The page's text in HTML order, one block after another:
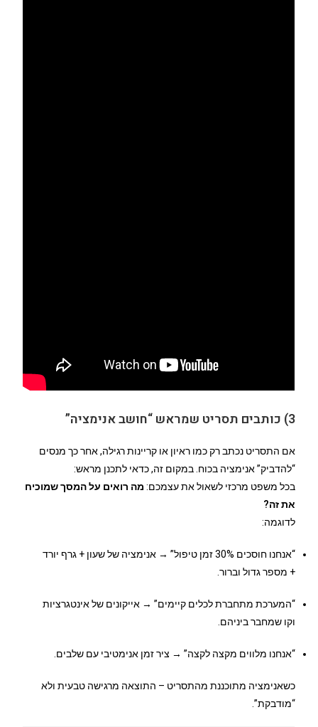
3) כותבים תסריט שמראש “חושב אנימציה”
אם התסריט נכתב רק כמו ראיון או קריינות רגילה, אחר כך מנסים
“להדביק” אנימציה בכוח. במקום זה, כדאי לתכנן מראש:
בכל משפט מרכזי לשאול את עצמכם: מה רואים על המסך שמוכיח
את זה?
לדוגמה:
“אנחנו חוסכים 30% זמן טיפול” → אנימציה של שעון + גרף יורד
+ מספר גדול וברור.
“המערכת מתחברת לכלים קיימים” → אייקונים של אינטגרציות
וקו שמחבר ביניהם.
“אנחנו מלווים מקצה לקצה” → ציר זמן אנימטיבי עם שלבים.
כשאנימציה מתוכננת מהתסריט – התוצאה מרגישה טבעית ולא
“מודבקת”.